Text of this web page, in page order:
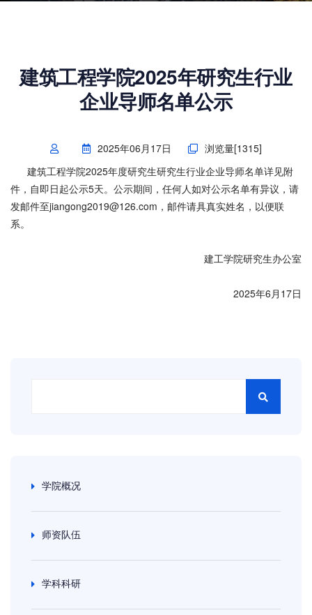
学院概况
师资队伍
学科科研
建筑工程学院2025年研究生行业
企业导师名单公示
2025年06月17日 浏览量[1315]
建筑工程学院2025年度研究生研究生行业企业导师名单详见附
件，自即日起公示5天。公示期间，任何人如对公示名单有异议，请
发邮件至jiangong2019@126.com，邮件请具真实姓名，以便联
系。
建工学院研究生办公室
2025年6月17日